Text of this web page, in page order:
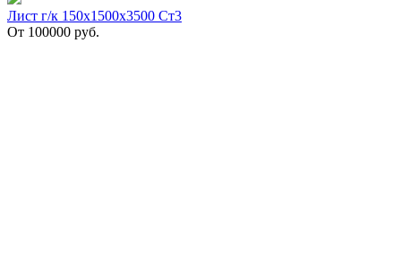
Лист г/к 150х1500х3500 Ст3
От 100000 руб.